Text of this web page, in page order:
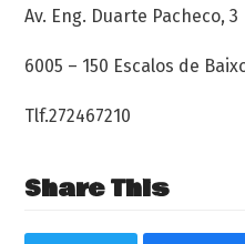
Av. Eng. Duarte Pacheco, 3
6005 – 150 Escalos de
Tlf.272467210
Share This